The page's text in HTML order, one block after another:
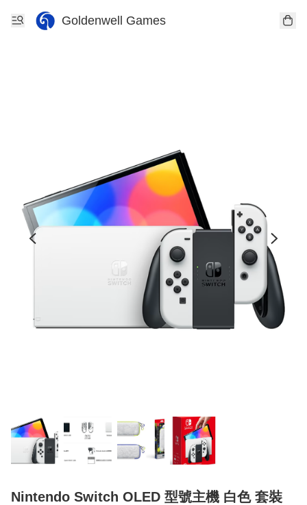
Goldenwell Games
Nintendo Switch OLED 型號主機 白色 套裝